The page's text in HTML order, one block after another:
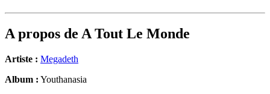
A propos de A Tout Le Monde
Artiste : Megadeth
Album : Youthanasia